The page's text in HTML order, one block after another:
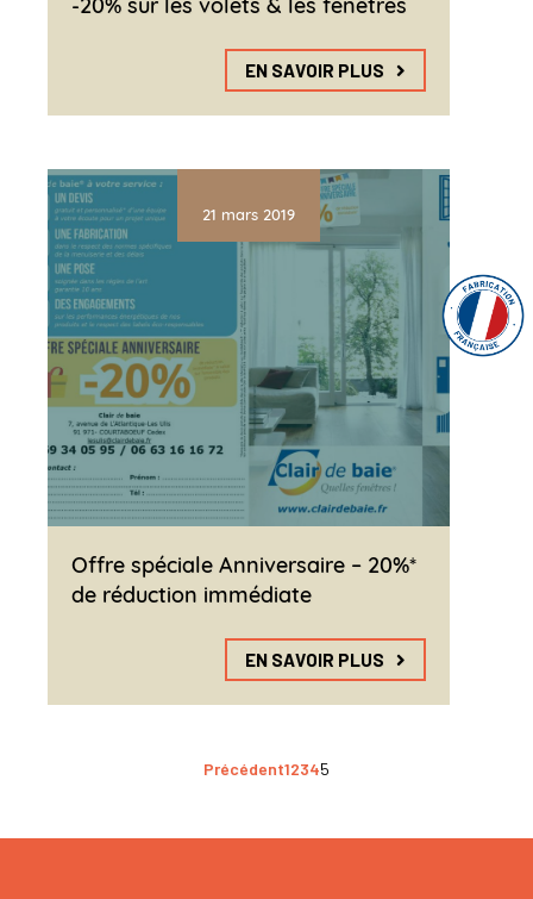
EN SAVOIR PLUS
Offre spéciale Anniversaire – 20%*
de réduction immédiate
EN SAVOIR PLUS
21 mars 2019
Précédent12345